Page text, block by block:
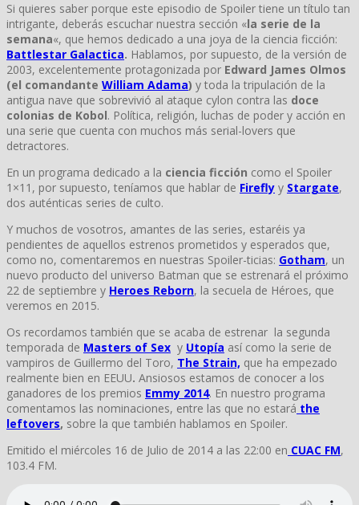
Si quieres saber porque este episodio de Spoiler tiene un título tan
intrigante, deberás escuchar nuestra sección «la serie de la
semana«, que hemos dedicado a una joya de la ciencia ficción:
Battlestar Galactica. Hablamos, por supuesto, de la versión de
2003, excelentemente protagonizada por Edward James Olmos
(el comandante William Adama) y toda la tripulación de la
antigua nave que sobrevivió al ataque cylon contra las doce
colonias de Kobol. Política, religión, luchas de poder y acción en
una serie que cuenta con muchos más serial-lovers que
detractores.
En un programa dedicado a la ciencia ficción como el Spoiler
1×11, por supuesto, teníamos que hablar de Firefly y Stargate,
dos auténticas series de culto.
Y muchos de vosotros, amantes de las series, estaréis ya
pendientes de aquellos estrenos prometidos y esperados que,
como no, comentaremos en nuestras Spoiler-ticias: Gotham, un
nuevo producto del universo Batman que se estrenará el próximo
22 de septiembre y Heroes Reborn, la secuela de Héroes, que
veremos en 2015.
Os recordamos también que se acaba de estrenar la segunda
temporada de Masters of Sex y Utopía así como la serie de
vampiros de Guillermo del Toro, The Strain, que ha empezado
realmente bien en EEUU. Ansiosos estamos de conocer a los
ganadores de los premios Emmy 2014. En nuestro programa
comentamos las nominaciones, entre las que no estará the
leftovers, sobre la que también hablamos en Spoiler.
Emitido el miércoles 16 de Julio de 2014 a las 22:00 en CUAC FM,
103.4 FM.